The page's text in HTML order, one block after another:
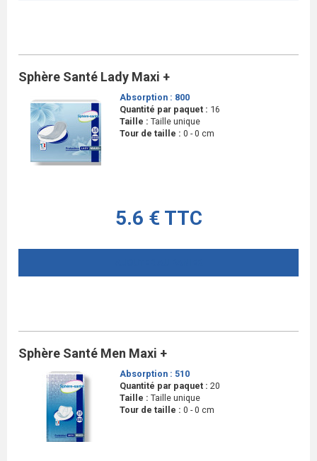
Sphère Santé Lady Maxi +
Absorption : 800
Quantité par paquet : 16
Taille : Taille unique
Tour de taille : 0 - 0 cm
5.6 € TTC
Sphère Santé Men Maxi +
Absorption : 510
Quantité par paquet : 20
Taille : Taille unique
Tour de taille : 0 - 0 cm